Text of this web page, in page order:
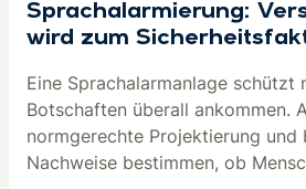
Sprachalarmierung:
wird zum
Eine Sprachalarmanlage schützt
Botschaften überall ankommen.
normgerechte Projektierung und
Nachweise bestimmen, ob